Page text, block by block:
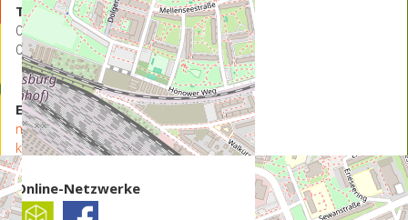
Telefon
030 98 37 09 09
0152 29 23 17 36
E-Mail
mail@stk-lichtenbergmitte.de
kiezfonds@stk-lichtenbergmitte.de
Online-Netzwerke